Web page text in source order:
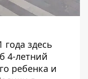
года здесь
4-летний
ребенка и